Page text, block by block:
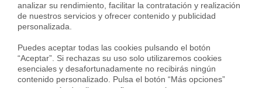
Contamos con unservicio deadministración de fincas
con el que no tendrás que preocuparte por nada, ya que
contarás con elacompañamiento íntegro de un gestor
personal para que ningún propietario tengáis que
preocuparos por nada.
analizar su rendimiento, facilitar la contratación y realización
de nuestros servicios y ofrecer contenido y publicidad
personalizada.
Puedes aceptar todas las cookies pulsando el botón
“Aceptar”. Si rechazas su uso solo utilizaremos cookies
esenciales y desafortunadamente no recibirás ningún
contenido personalizado. Pulsa el botón “Más opciones”